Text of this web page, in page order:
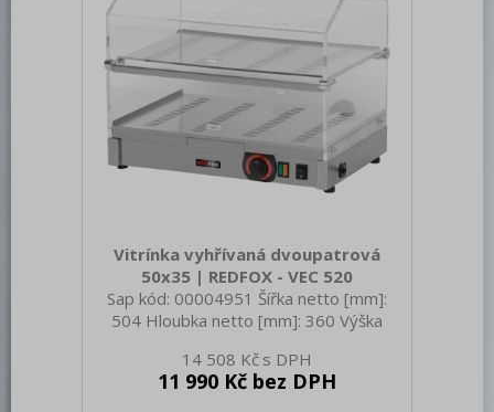
Vitrínka vyhřívaná dvoupatrová
50x35 | REDFOX - VEC 520
Sap kód: 00004951 Šířka netto [mm]:
504 Hloubka netto [mm]: 360 Výška
9.00 Šířka brutto [mm]: 430 Hloubka
brutto [mm]: 550 Výška brutto [mm]:
14 508 Kč
11 990 Kč bez DPH